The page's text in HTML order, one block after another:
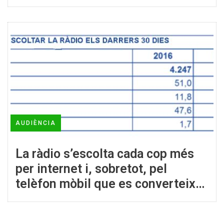
AUDIÈNCIA
La ràdio s’escolta cada cop més
per internet i, sobretot, pel
telèfon mòbil que es converteix
en el nou transistor